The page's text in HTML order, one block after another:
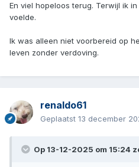
En viel hopeloos terug. Terwijl ik
voelde.
Ik was alleen niet voorbereid op
leven zonder verdoving.
renaldo61
Geplaatst 13 december
Op 13-12-2025 om 15:24